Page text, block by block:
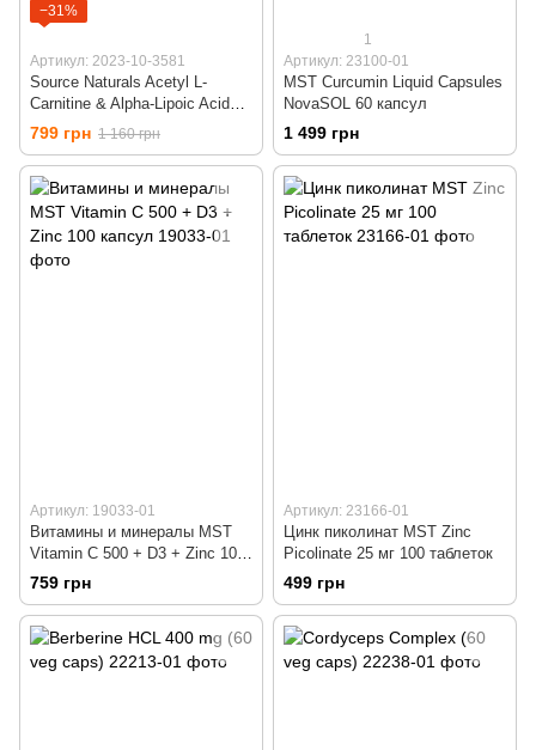
−31%
Артикул: 2023-10-3581
Source Naturals Acetyl L-
Carnitine & Alpha-Lipoic Acid
650 мг 60 таблеток
799 грн 1 160 грн
1
Артикул: 23100-01
MST Curcumin Liquid Capsules
NovaSOL 60 капсул
1 499 грн
Артикул: 19033-01
Витамины и минералы MST
Vitamin C 500 + D3 + Zinc 100
капсул
759 грн
Артикул: 23166-01
Цинк пиколинат MST Zinc
Picolinate 25 мг 100 таблеток
499 грн